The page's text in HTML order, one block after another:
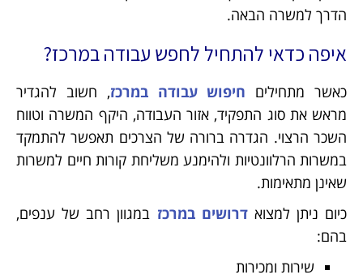
הדרך למשרה הבאה.
איפה כדאי להתחיל לחפש עבודה במרכז?
כאשר מתחילים חיפוש עבודה במרכז, חשוב להגדיר
מראש את סוג התפקיד, אזור העבודה, היקף המשרה וטווח
השכר הרצוי. הגדרה ברורה של הצרכים תאפשר להתמקד
במשרות הרלוונטיות ולהימנע משליחת קורות חיים למשרות
שאינן מתאימות.
כיום ניתן למצואדרושים במרכז במגוון רחב של ענפים,
בהם:
שירות ומכירות